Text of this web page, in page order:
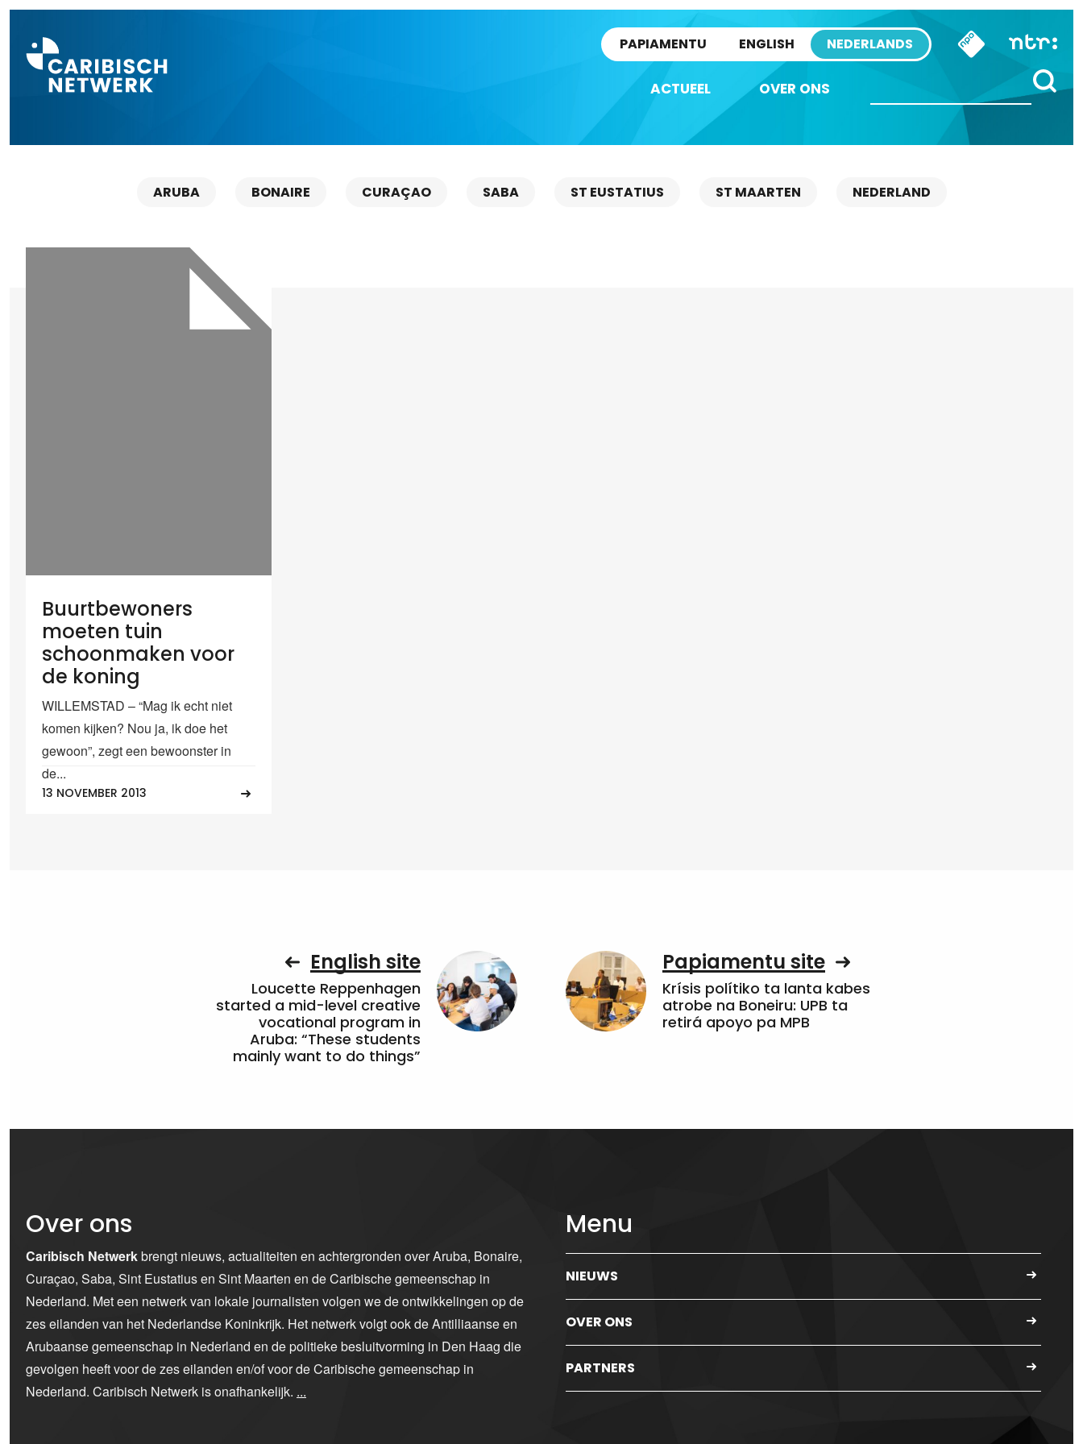
PAPIAMENTU ENGLISH NEDERLANDS
ACTUEEL OVER ONS
ARUBA BONAIRE CURAÇAO SABA ST EUSTATIUS ST MAARTEN NEDERLAND
Buurtbewoners
moeten tuin
schoonmaken voor
de koning
WILLEMSTAD – “Mag ik echt niet
komen kijken? Nou ja, ik doe het
gewoon”, zegt een bewoonster in
de...
13 NOVEMBER 2013
English site
Loucette Reppenhagen
started a mid-level creative
vocational program in
Aruba: “These students
mainly want to do things”
Papiamentu site
Krísis polítiko ta lanta kabes
atrobe na Boneiru: UPB ta
retirá apoyo pa MPB
Over ons
Caribisch Netwerkbrengt nieuws, actualiteiten en achtergronden over Aruba, Bonaire,
Curaçao, Saba, Sint Eustatius en Sint Maarten en de Caribische gemeenschap in
Nederland. Met een netwerk van lokale journalisten volgen we de ontwikkelingen op de
zes eilanden van het Nederlandse Koninkrijk. Het netwerk volgt ook de Antilliaanse en
Arubaanse gemeenschap in Nederland en de politieke besluitvorming in Den Haag die
gevolgen heeft voor de zes eilanden en/of voor de Caribische gemeenschap in
Nederland. Caribisch Netwerk is onafhankelijk. ...
Menu
NIEUWS
OVER ONS
PARTNERS